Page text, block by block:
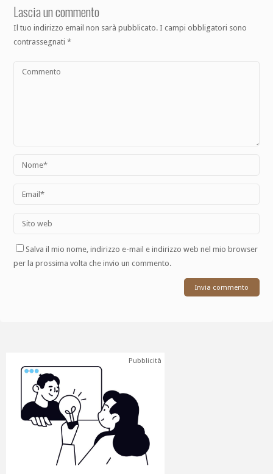
Lascia un commento
Il tuo indirizzo email non sarà pubblicato. I campi obbligatori sono
contrassegnati*
Salva il mio nome, indirizzo e-mail e indirizzo web nel mio browser
per la prossima volta che invio un commento.
Pubblicità